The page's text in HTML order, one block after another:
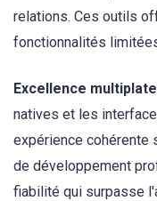
relations. Ces outils
fonctionnalités
Excellence
natives et les
expérience cohérente
de développement
fiabilité qui surpasse